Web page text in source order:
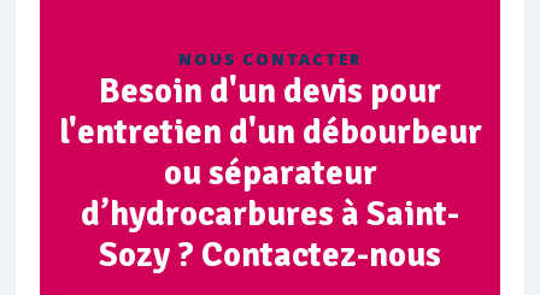
NOUS CONTACTER
Besoin d'un devis pour
l'entretien d'un débourbeur
ou séparateur
d’hydrocarbures à Saint-
Sozy ? Contactez-nous